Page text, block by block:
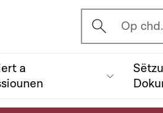
Ouvrir l'écran
Op
a